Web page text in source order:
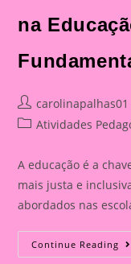
na
Post
author:
carolinapalhas01
PostAtividades
A educação é a
mais justa e
abordados nas
Continue Reading